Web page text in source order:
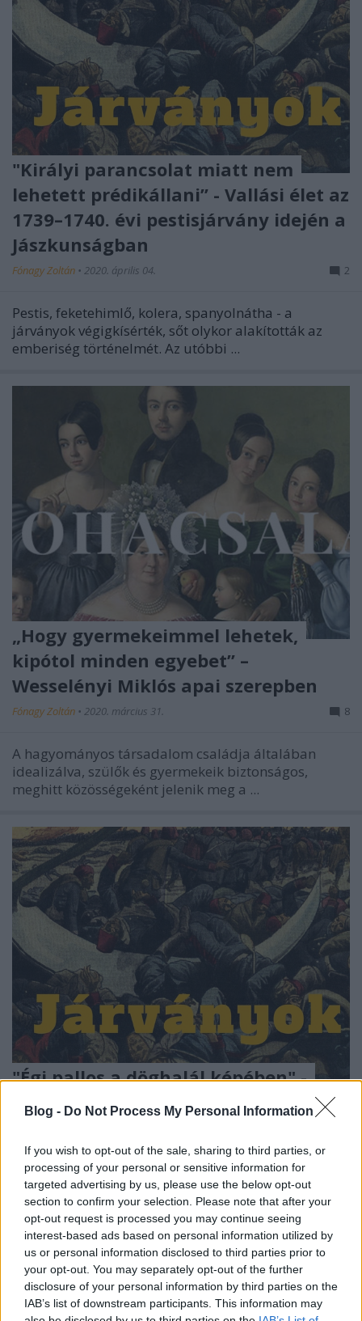
Blog - Do Not Process My Personal Information
If you wish to opt-out of the sale, sharing to third parties, or
processing of your personal or sensitive information for
targeted advertising by us, please use the below opt-out
section to confirm your selection. Please note that after your
opt-out request is processed you may continue seeing
interest-based ads based on personal information utilized by
us or personal information disclosed to third parties prior to
your opt-out. You may separately opt-out of the further
disclosure of your personal information by third parties on the
IAB’s list of downstream participants. This information may
"Királyi parancsolat miatt nem
lehetett prédikállani” - Vallási élet az
1739–1740. évi pestisjárvány idején a
Jászkunságban
Fónagy Zoltán • 2020. április 04. 2
Pestis, feketehimlő, kolera, spanyolnátha - a
járványok végigkísérték, sőt olykor alakították az
emberiség történelmét. Az utóbbi ...
„Hogy gyermekeimmel lehetek,
kipótol minden egyebet” –
Wesselényi Miklós apai szerepben
Fónagy Zoltán • 2020. március 31. 8
A hagyományos társadalom családja általában
idealizálva, szülők és gyermekeik biztonságos,
meghitt közösségeként jelenik meg a ...
"Égi pallos a döghalál képében" -
Kolerajárvány és szabadságharc
Fónagy Zoltán •2020. március 25.
Pestis, feketehimlő, kolera, spanyolnátha - a
járványok végigkísérték, sőt olykor alakították az
emberiség történelmét. Az utóbbi ...